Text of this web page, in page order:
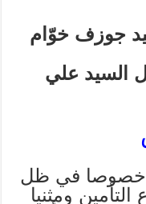
جوزف خوّام
علي
.خصوصا في ظل
ومثنيا